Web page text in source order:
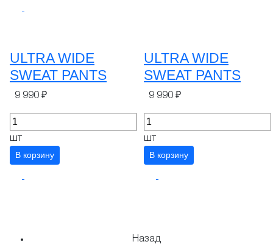
ULTRA WIDE
SWEAT PANTS
9 990 ₽
шт
В корзину
ULTRA WIDE
SWEAT PANTS
9 990 ₽
шт
В корзину
Назад